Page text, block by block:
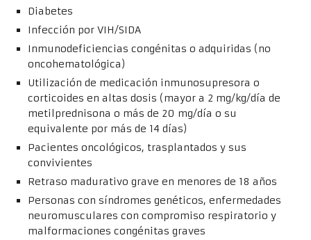
Diabetes
Infección por VIH/SIDA
Inmunodeficiencias congénitas o adquiridas (no
oncohematológica)
Utilización de medicación inmunosupresora o
corticoides en altas dosis (mayor a 2 mg/kg/día de
metilprednisona o más de 20 mg/día o su
equivalente por más de 14 días)
Pacientes oncológicos, trasplantados y sus
convivientes
Retraso madurativo grave en menores de 18 años
Personas con síndromes genéticos, enfermedades
neuromusculares con compromiso respiratorio y
malformaciones congénitas graves